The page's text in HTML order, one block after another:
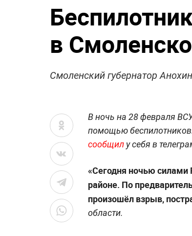
в
Смоленский губернатор
В ночь на 28 февраля
помощью
сообщил у себя в
«Сегодня ночью
районе. По
произошёл взрыв,
области.